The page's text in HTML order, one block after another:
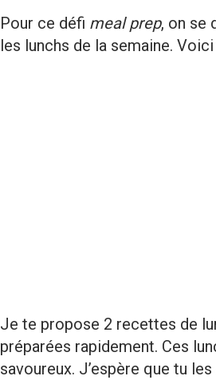
Pour ce défi meal prep, on se
les lunchs de la semaine.
Je te propose 2 recettes de
préparées rapidement. Ces
savoureux. J’espère que tu